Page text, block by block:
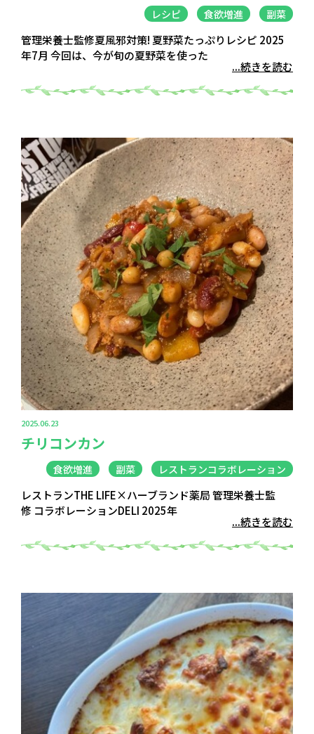
レシピ 食欲増進 副菜
管理栄養士監修夏風邪対策! 夏野菜たっぷりレシピ 2025
年7月 今回は、今が旬の夏野菜を使った
...続きを読む
2025.06.23
チリコンカン
食欲増進 副菜 レストランコラボレーション
レストランTHE LIFE×ハーブランド薬局 管理栄養士監
修 コラボレーションDELI 2025年
...続きを読む